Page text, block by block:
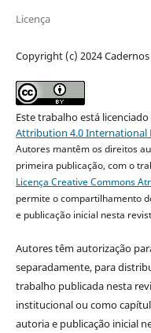
Licença
Copyright (c) 2024
Este trabalho está
Attribution 4.0 International
Autores mantêm os direitos
primeira publicação, com o
Licença Creative Commons
permite o compartilhamento
e publicação inicial nesta
Autores têm autorização
separadamente, para
trabalho publicada nesta
institucional ou como
autoria e publicação inicial